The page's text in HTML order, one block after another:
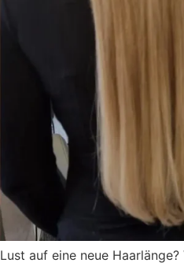
Lust auf eine neue